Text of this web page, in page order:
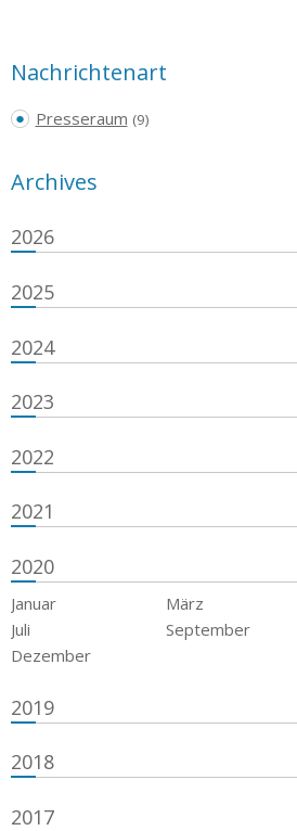
Nachrichtenart
Presseraum (9)
Archives
2026
2025
2024
2023
2022
2021
2020
Januar März
Juli
September
Dezember
2019
2018
2017